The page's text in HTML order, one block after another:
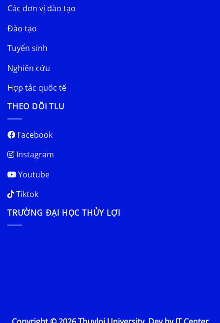
Các đơn vị đào tạo
Đào tạo
Tuyển sinh
Nghiên cứu
Hợp tác quốc tế
THEO DÕI TLU
Facebook
Instagram
Youtube
Tiktok
TRƯỜNG ĐẠI HỌC THỦY LỢI